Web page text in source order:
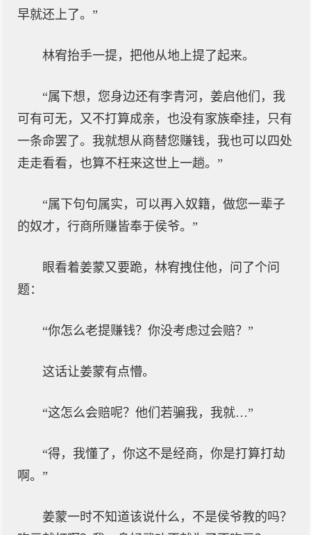
早就还上了。”
林宥抬手一提，把他从地上提了起来。
“属下想，您身边还有李青河，姜启他们，我
可有可无，又不打算成亲，也没有家族牵挂，只有
一条命罢了。我就想从商替您赚钱，我也可以四处
走走看看，也算不枉来这世上一趟。”
“属下句句属实，可以再入奴籍，做您一辈子
的奴才，行商所赚皆奉于侯爷。”
眼看着姜蒙又要跪，林宥拽住他，问了个问
题：
“你怎么老提赚钱？你没考虑过会赔？”
这话让姜蒙有点懵。
“这怎么会赔呢？他们若骗我，我就…”
“得，我懂了，你这不是经商，你是打算打劫
啊。”
姜蒙一时不知道该说什么，不是侯爷教的吗？